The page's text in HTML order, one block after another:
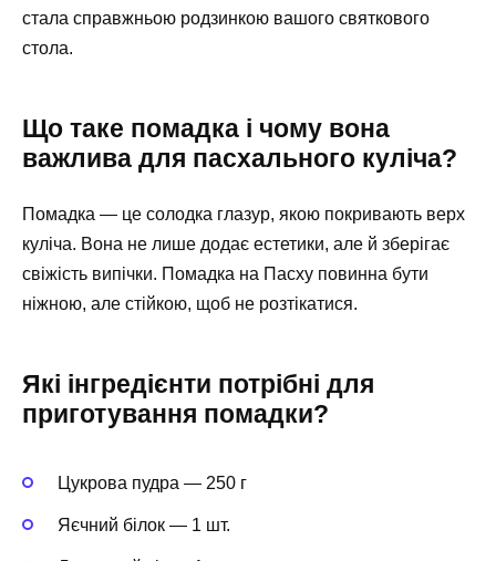
стала справжньою родзинкою вашого святкового
стола.
Що таке помадка і чому вона
важлива для пасхального куліча?
Помадка — це солодка глазур, якою покривають верх
куліча. Вона не лише додає естетики, але й зберігає
свіжість випічки. Помадка на Пасху повинна бути
ніжною, але стійкою, щоб не розтікатися.
Які інгредієнти потрібні для
приготування помадки?
Цукрова пудра — 250 г
Яєчний білок — 1 шт.